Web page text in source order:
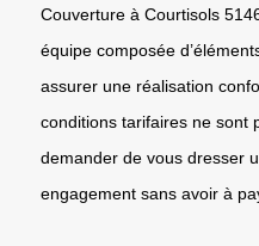
Couverture à Courtisols
équipe composée
assurer une réalisation
conditions tarifaires ne sont
demander de vous dresser
engagement sans avoir à